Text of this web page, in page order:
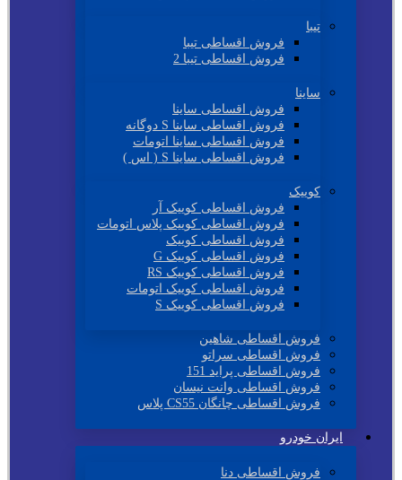
تیبا
فروش اقساطی تیبا
فروش اقساطی تیبا 2
ساینا
فروش اقساطی ساینا
فروش اقساطی ساینا S دوگانه
فروش اقساطی ساینا اتومات
فروش اقساطی ساینا S ( اس )
کوییک
فروش اقساطی کوییک آر
فروش اقساطی کوییک پلاس اتومات
فروش اقساطی کوییک
فروش اقساطی کوییک G
فروش اقساطی کوییک RS
فروش اقساطی کوییک اتومات
فروش اقساطی کوییک S
فروش اقساطی شاهین
فروش اقساطی سراتو
فروش اقساطی پراید 151
فروش اقساطی وانت نیسان
فروش اقساطی چانگان CS55 پلاس
ایران خودرو
فروش اقساطی دنا